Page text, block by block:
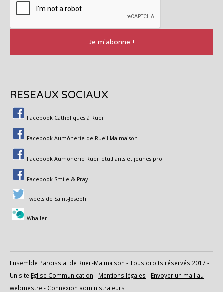
RESEAUX SOCIAUX
Facebook Catholiques à Rueil
Facebook Aumônerie de Rueil-Malmaison
Facebook Aumônerie Rueil étudiants et jeunes pro
Facebook Smile & Pray
Tweets de Saint-Joseph
Whaller
Ensemble Paroissial de Rueil-Malmaison - Tous droits réservés 2017 -
Un site Eglise Communication - Mentions légales - Envoyer un mail au
webmestre - Connexion administrateurs